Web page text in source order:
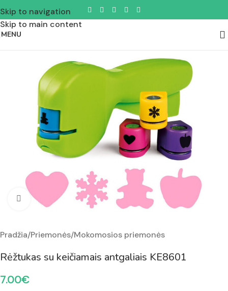
Skip to navigation
Skip to main content
MENU
Padidinti nuotrauką
Pradžia/Priemonės/Mokomosios priemonės
Rėžtukas su keičiamais antgaliais KE8601
7.00€